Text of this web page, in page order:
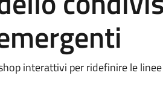
interattivi per ridefinire le